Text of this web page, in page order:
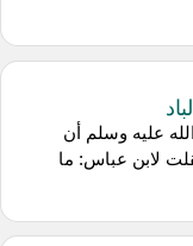
عليه وسلم أن
لابن عباس: ما